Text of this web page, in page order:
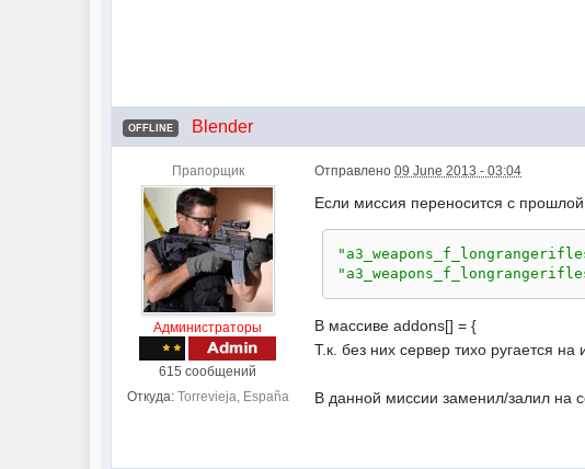
OFFLINE Blender
Прапорщик
Администраторы
615 сообщений
Откуда: Torrevieja, España
Отправлено 09 June 2013 - 03:04
Если миссия переносится с
В массиве addons[] = {
Т.к. без них сервер тихо ругается на
В данной миссии заменил/залил на